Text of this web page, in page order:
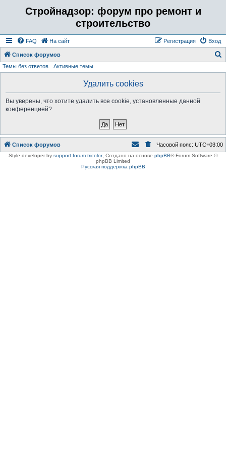
Стройнадзор: форум про ремонт и
строительство
FAQ На сайт Вход
Регистрация
Список форумов
Темы без ответов Активные темы
Удалить cookies
Вы уверены, что хотите удалить все cookie, установленные данной
конференцией?
Список форумов Часовой пояс: UTC+03:00
Style developer by support forum tricolor, Создано на основе phpBB® Forum Software ©
phpBB Limited
Русская поддержка phpBB